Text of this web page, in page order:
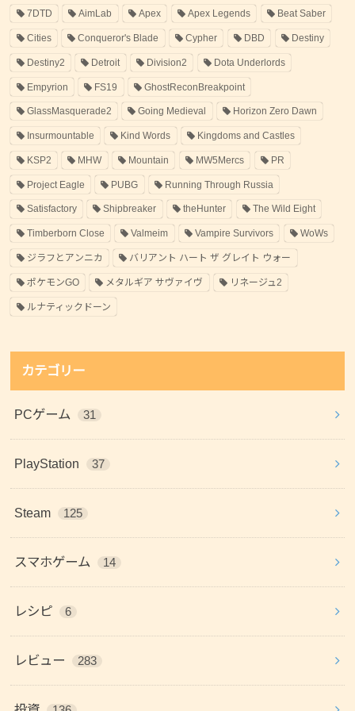
7DTD AimLab Apex Apex Legends Beat Saber
Cities Conqueror's Blade Cypher DBD Destiny
Destiny2 Detroit Division2 Dota Underlords
Empyrion FS19 GhostReconBreakpoint
GlassMasquerade2 Going Medieval Horizon Zero Dawn
Insurmountable Kind Words Kingdoms and Castles
KSP2 MHW Mountain MW5Mercs PR
Project Eagle PUBG Running Through Russia
Satisfactory Shipbreaker theHunter The Wild Eight
Timberborn Close Valmeim Vampire Survivors WoWs
ジラフとアンニカ バリアント ハート ザ グレイト ウォー
ポケモンGO メタルギア サヴァイヴ リネージュ2
ルナティックドーン
カテゴリー
PCゲーム 31
PlayStation 37
Steam 125
スマホゲーム 14
レシピ 6
レビュー 283